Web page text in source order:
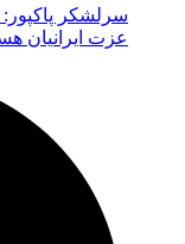
سرلشکر
عزت ایرانیان